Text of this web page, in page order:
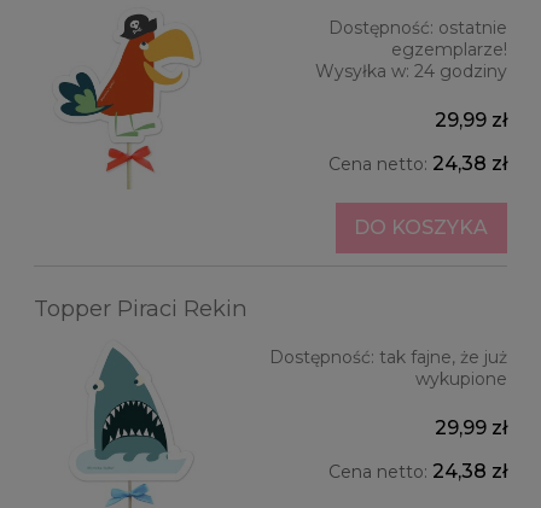
Dostępność: ostatnie
egzemplarze!
Wysyłka w: 24 godziny
29,99 zł
Cena netto: 24,38 zł
DO KOSZYKA
Topper Piraci Rekin
Dostępność: tak fajne, że już
wykupione
29,99 zł
Cena netto: 24,38 zł